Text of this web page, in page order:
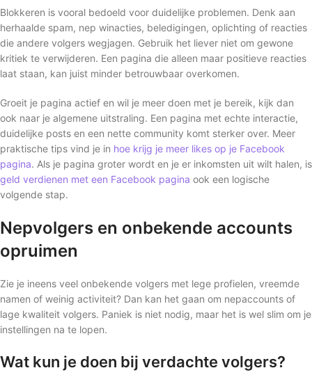
Blokkeren is vooral bedoeld voor duidelijke problemen. Denk aan
herhaalde spam, nep winacties, beledigingen, oplichting of reacties
die andere volgers wegjagen. Gebruik het liever niet om gewone
kritiek te verwijderen. Een pagina die alleen maar positieve reacties
laat staan, kan juist minder betrouwbaar overkomen.
Groeit je pagina actief en wil je meer doen met je bereik, kijk dan
ook naar je algemene uitstraling. Een pagina met echte interactie,
duidelijke posts en een nette community komt sterker over. Meer
praktische tips vind je in hoe krijg je meer likes op je Facebook
pagina. Als je pagina groter wordt en je er inkomsten uit wilt halen, is
geld verdienen met een Facebook pagina ook een logische
volgende stap.
Nepvolgers en onbekende accounts
opruimen
Zie je ineens veel onbekende volgers met lege profielen, vreemde
namen of weinig activiteit? Dan kan het gaan om nepaccounts of
lage kwaliteit volgers. Paniek is niet nodig, maar het is wel slim om je
instellingen na te lopen.
Wat kun je doen bij verdachte volgers?